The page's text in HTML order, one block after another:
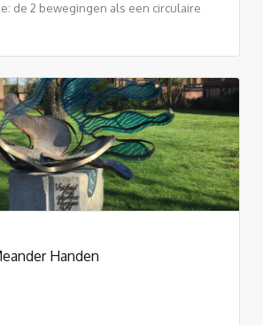
de 2 bewegingen als een circulaire
Handen